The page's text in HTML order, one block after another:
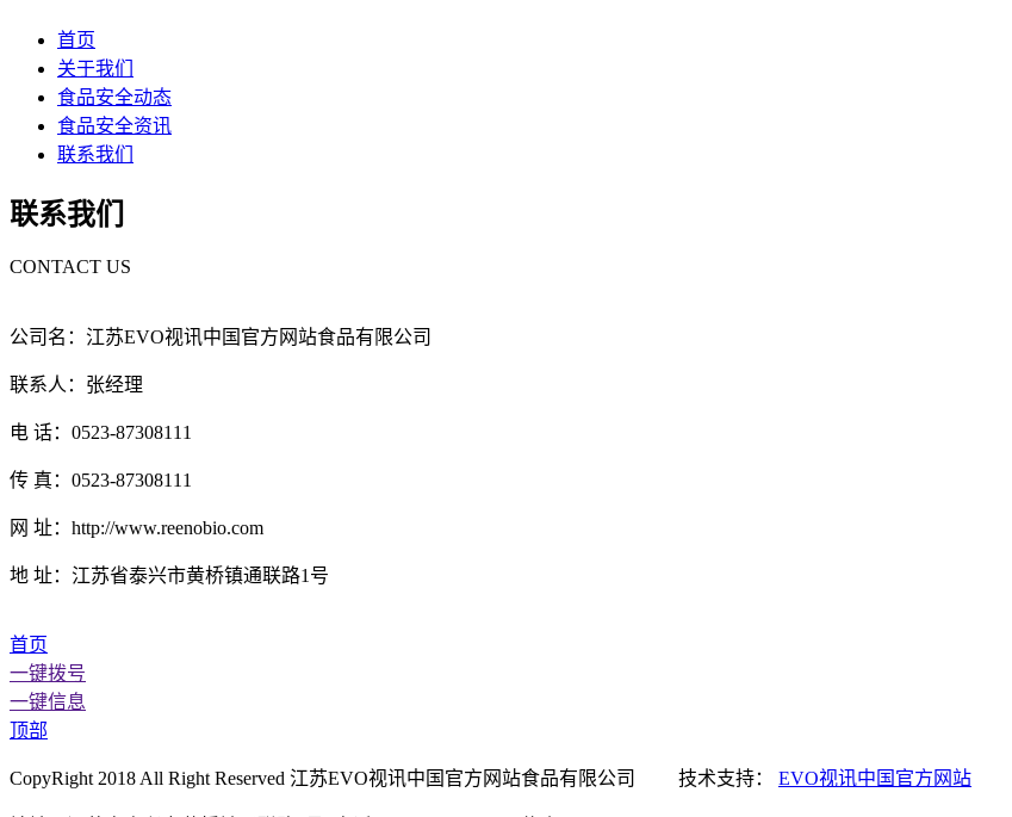
首页
关于我们
食品安全动态
食品安全资讯
联系我们
联系我们
CONTACT US
公司名：江苏EVO视讯中国官方网站食品有限公司
联系人：张经理
电 话：0523-87308111
传 真：0523-87308111
网 址：http://www.reenobio.com
地 址：江苏省泰兴市黄桥镇通联路1号
首页
一键拨号
一键信息
顶部
CopyRight 2018 All Right Reserved 江苏EVO视讯中国官方网站食品有限公司 技术支持： EVO视讯中国官方网站